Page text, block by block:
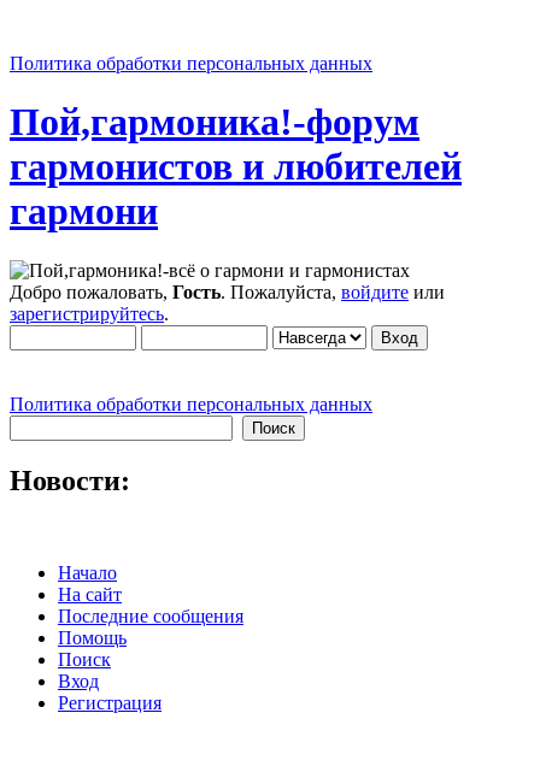
Политика обработки персональных данных
Пой,гармоника!-форум
гармонистов и любителей
гармони
Добро пожаловать, Гость. Пожалуйста, войдите или
зарегистрируйтесь.
Политика обработки персональных данных
Новости:
Начало
На сайт
Последние сообщения
Помощь
Поиск
Вход
Регистрация